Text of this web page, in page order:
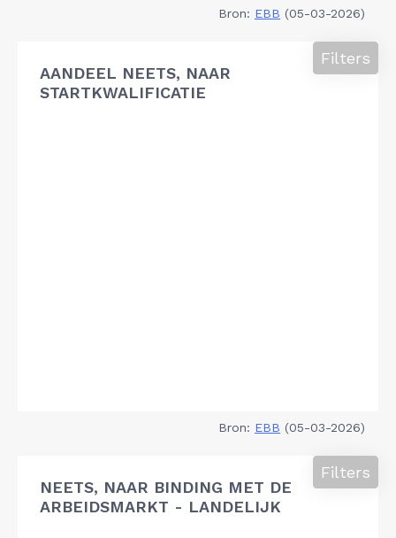
Bron: EBB (05-03-2026)
AANDEEL NEETS, NAAR
STARTKWALIFICATIE
Filters
Bron: EBB (05-03-2026)
NEETS, NAAR BINDING MET DE
ARBEIDSMARKT - LANDELIJK
Filters